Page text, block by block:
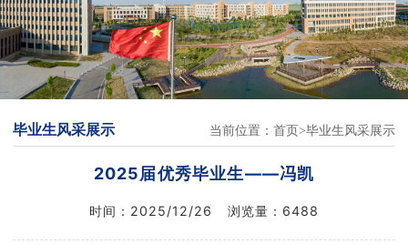
就业政策
就业指导
招聘信息
校友网
毕业生风采展示 当前位置： 首页 毕业生风采展示
2025届优秀毕业生——冯凯
时间： 2025/12/26 浏览量： 6488